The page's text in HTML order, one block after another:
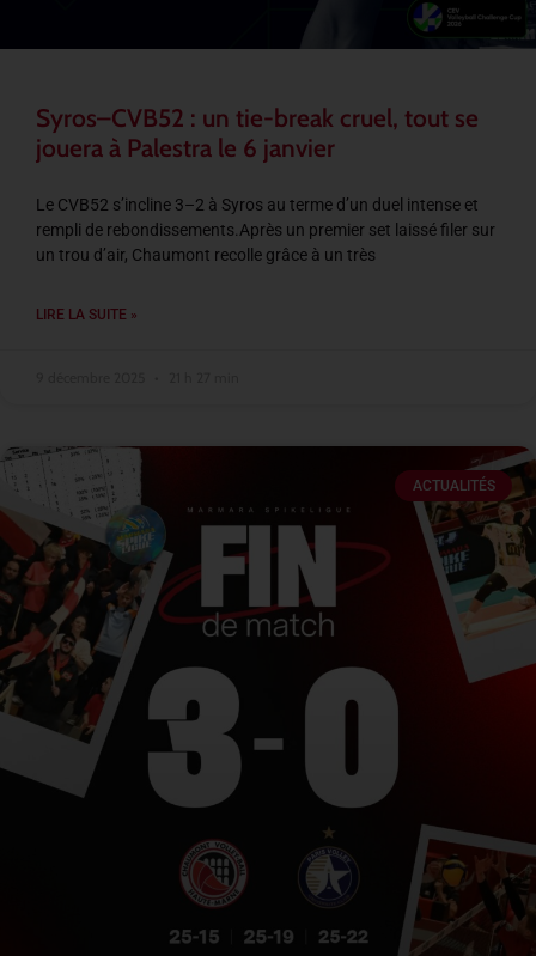
Syros–CVB52 : un tie-break cruel, tout se
jouera à Palestra le 6 janvier
Le CVB52 s’incline 3–2 à Syros au terme d’un duel intense et
rempli de rebondissements.Après un premier set laissé filer sur
un trou d’air, Chaumont recolle grâce à un très
LIRE LA SUITE »
ACTUALITÉS